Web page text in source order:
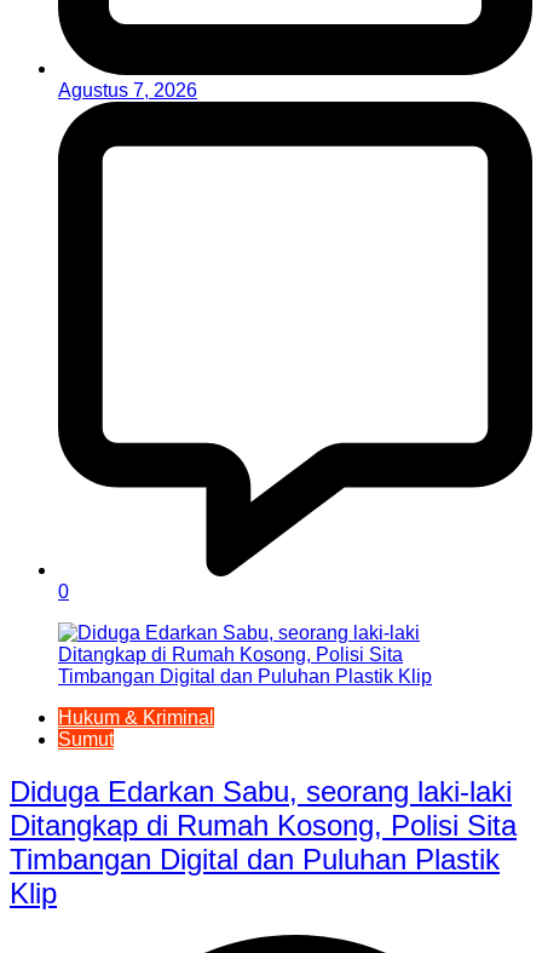
Agustus 7, 2026
0
Hukum & Kriminal
Sumut
Diduga Edarkan Sabu, seorang laki-laki
Ditangkap di Rumah Kosong, Polisi Sita
Timbangan Digital dan Puluhan Plastik
Klip